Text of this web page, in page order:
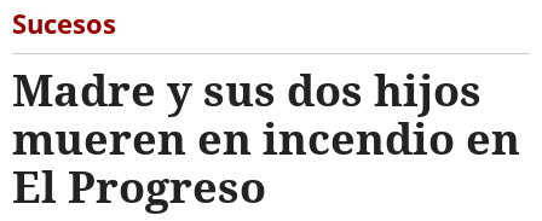
Sucesos
Madre y sus dos hijos
mueren en incendio en
El Progreso